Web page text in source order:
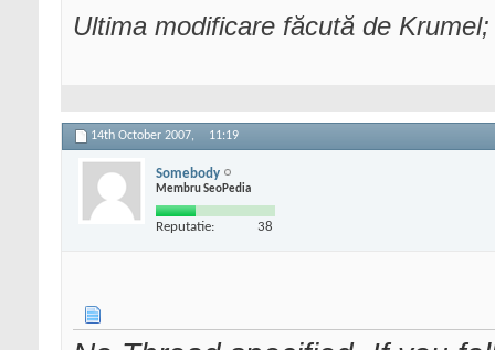
Ultima modificare făcută de
14th October 2007, 11:19
Somebody
Membru SeoPedia
Reputatie: 38